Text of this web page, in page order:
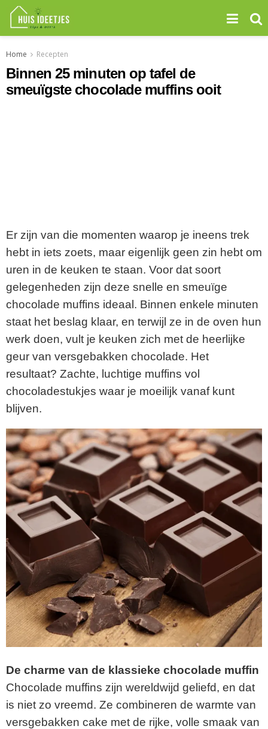
Home Recepten
Binnen 25 minuten op tafel de
smeuïgste chocolade muffins ooit
Er zijn van die momenten waarop je ineens trek
hebt in iets zoets, maar eigenlijk geen zin hebt om
uren in de keuken te staan. Voor dat soort
gelegenheden zijn deze snelle en smeuïge
chocolade muffins ideaal. Binnen enkele minuten
staat het beslag klaar, en terwijl ze in de oven hun
werk doen, vult je keuken zich met de heerlijke
geur van versgebakken chocolade. Het
resultaat? Zachte, luchtige muffins vol
chocoladestukjes waar je moeilijk vanaf kunt
blijven.
De charme van de klassieke chocolade muffin
Chocolade muffins zijn wereldwijd geliefd, en dat
is niet zo vreemd. Ze combineren de warmte van
versgebakken cake met de rijke, volle smaak van